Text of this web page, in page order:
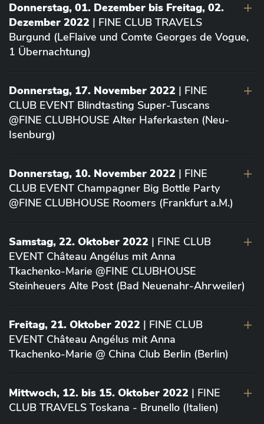
Donnerstag, 01. Dezember bis Freitag, 02.
Dezember 2022 | FINE CLUB TRAVELS
Burgund (LeFlaive und Comte Georges de Vogue,
1 Übernachtung)
Donnerstag, 17. November 2022 | FINE
CLUB EVENT Blindtasting Super-Tuscans
@FINE CLUBHOUSE Alter Haferkasten (Neu-
Isenburg)
Donnerstag, 10. November 2022 | FINE
CLUB EVENT Champagner Big Bottle Party
@FINE CLUBHOUSE Roomers (Frankfurt a.M.)
Samstag, 22. Oktober 2022 | FINE CLUB
EVENT Château Angélus mit Anna
Tkachenko-Marie @FINE CLUBHOUSE
Steinheuers Alte Post (Bad Neuenahr-Ahrweiler)
Freitag, 21. Oktober 2022 | FINE CLUB
EVENT Château Angélus mit Anna
Tkachenko-Marie @ China Club Berlin (Berlin)
Mittwoch, 12. bis 15. Oktober 2022 | FINE
CLUB TRAVELS Toskana - Brunello (Italien)